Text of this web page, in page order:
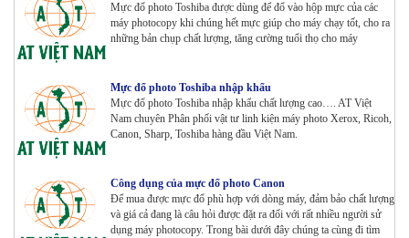
Máy Photocopy KONICA MINOLTA Bizhub 367 Renew
Tham Khảo
Bộ Mực 4 màu Konica Minolta Bizhub C1085 | 6085 |
6110 | C1100 _Bộ 4 màu _ Trọng lượng 1645g ZIN
HÃNG_ USA
Tham Khảo
Máy Photocopy Ricoh MP 7503 Renew
Tham Khảo
Mực đổ photo Toshiba được dùng để đổ vào hộp mực của các
máy photocopy khi chúng hết mực giúp cho máy chạy tốt, cho ra
những bản chụp chất lượng, tăng cường tuổi thọ cho máy
Mực đổ photo Toshiba nhập khẩu
Mực đổ photo Toshiba nhập khẩu chất lượng cao…. AT Việt
Nam chuyên Phân phối vật tư linh kiện máy photo Xerox, Ricoh,
Canon, Sharp, Toshiba hàng đầu Việt Nam.
Công dụng của mực đổ photo Canon
Để mua được mực đổ phù hợp với dòng máy, đảm bảo chất lượng
và giá cả đang là câu hỏi được đặt ra đối với rất nhiều người sử
dụng máy photocopy. Trong bài dưới đây chúng ta cùng đi tìm